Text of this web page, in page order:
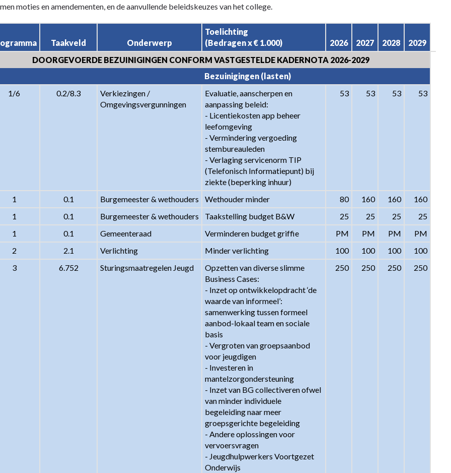
moties en amendementen, en de aanvullende beleidskeuzes van het college.
Taakveld Onderwerp
Toelichting
(Bedragen x € 1.000)
2026 2027 2028
2029
DOORGEVOERDE BEZUINIGINGEN CONFORM VASTGESTELDE KADERNOTA 2026-2029
Bezuinigingen (lasten)
1/6
0.2/8.3
Verkiezingen /
Omgevingsvergunningen
Evaluatie, aanscherpen en
aanpassing beleid:
- Licentiekosten app beheer
leefomgeving
- Vermindering vergoeding
stembureauleden
- Verlaging servicenorm TIP
(Telefonisch Informatiepunt) bij
ziekte (beperking inhuur)
53 53 53 53
1 0.1 Burgemeester & wethouders Wethouder minder 80 160 160
160
1
0.1 Burgemeester & wethouders Taakstelling budget B&W 25 25 25
25
1
0.1 Gemeenteraad Verminderen budget griffie PM PM PM
PM
2
2.1 Verlichting Minder verlichting 100 100 100
100
3
6.752 Sturingsmaatregelen Jeugd
Opzetten van diverse slimme
Business Cases:
- Inzet op ontwikkelopdracht ‘de
waarde van informeel’:
samenwerking tussen formeel
aanbod-lokaal team en sociale
basis
- Vergroten van groepsaanbod
voor jeugdigen
- Investeren in
mantelzorgondersteuning
- Inzet van BG collectiveren ofwel
van minder individuele
begeleiding naar meer
groepsgerichte begeleiding
- Andere oplossingen voor
vervoersvragen
- Jeugdhulpwerkers Voortgezet
Onderwijs
250 250 250 250